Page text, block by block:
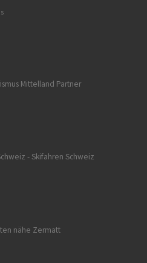
Mittelland Partner
- Skifahren Schweiz
nähe Zermatt